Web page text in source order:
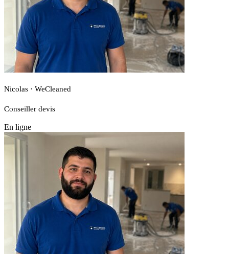
Nicolas · WeCleaned
Conseiller devis
En ligne